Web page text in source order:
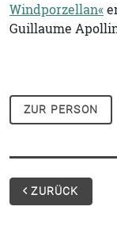
Windporzellan«
Guillaume
ZUR PERSON
ZURÜCK